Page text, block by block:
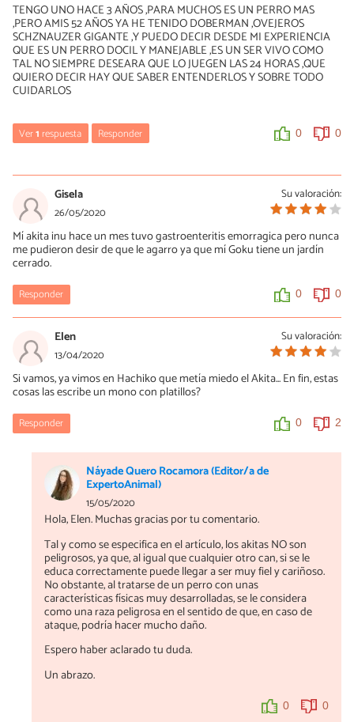
TENGO UNO HACE 3 AÑOS ,PARA MUCHOS ES UN PERRO MAS
,PERO AMIS 52 AÑOS YA HE TENIDO DOBERMAN ,OVEJEROS
SCHZNAUZER GIGANTE ,Y PUEDO DECIR DESDE MI EXPERIENCIA
QUE ES UN PERRO DOCIL Y MANEJABLE ,ES UN SER VIVO COMO
TAL NO SIEMPRE DESEARA QUE LO JUEGEN LAS 24 HORAS ,QUE
QUIERO DECIR HAY QUE SABER ENTENDERLOS Y SOBRE TODO
CUIDARLOS
Ver1respuesta Responder 0 0
27/11/2023
Genial comentario, Sergio, yo tengo al mío desde ayer y estoy
encantado.
0
Su valoración:
Gisela
26/05/2020
Mí akita inu hace un mes tuvo gastroenteritis emorragica pero nunca
me pudieron desir de que le agarro ya que mí Goku tiene un jardín
cerrado.
Responder 0 0
Su valoración:
Elen
13/04/2020
Si vamos, ya vimos en Hachiko que metía miedo el Akita... En fin, estas
cosas las escribe un mono con platillos?
Responder 0 2
Náyade Quero Rocamora (Editor/a de
ExpertoAnimal)
15/05/2020
Hola, Elen. Muchas gracias por tu comentario.
Tal y como se especifica en el artículo, los akitas NO son
peligrosos, ya que, al igual que cualquier otro can, si se le
educa correctamente puede llegar a ser muy fiel y cariñoso.
No obstante, al tratarse de un perro con unas
características físicas muy desarrolladas, se le considera
como una raza peligrosa en el sentido de que, en caso de
ataque, podría hacer mucho daño.
Espero haber aclarado tu duda.
Un abrazo.
0 0